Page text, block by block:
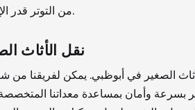
من التوتر قدر الإمكان.
نقل الأثاث
الصغير في أبوظبي. يمكن لفريقنا من
بسرعة وأمان بمساعدة معداتنا